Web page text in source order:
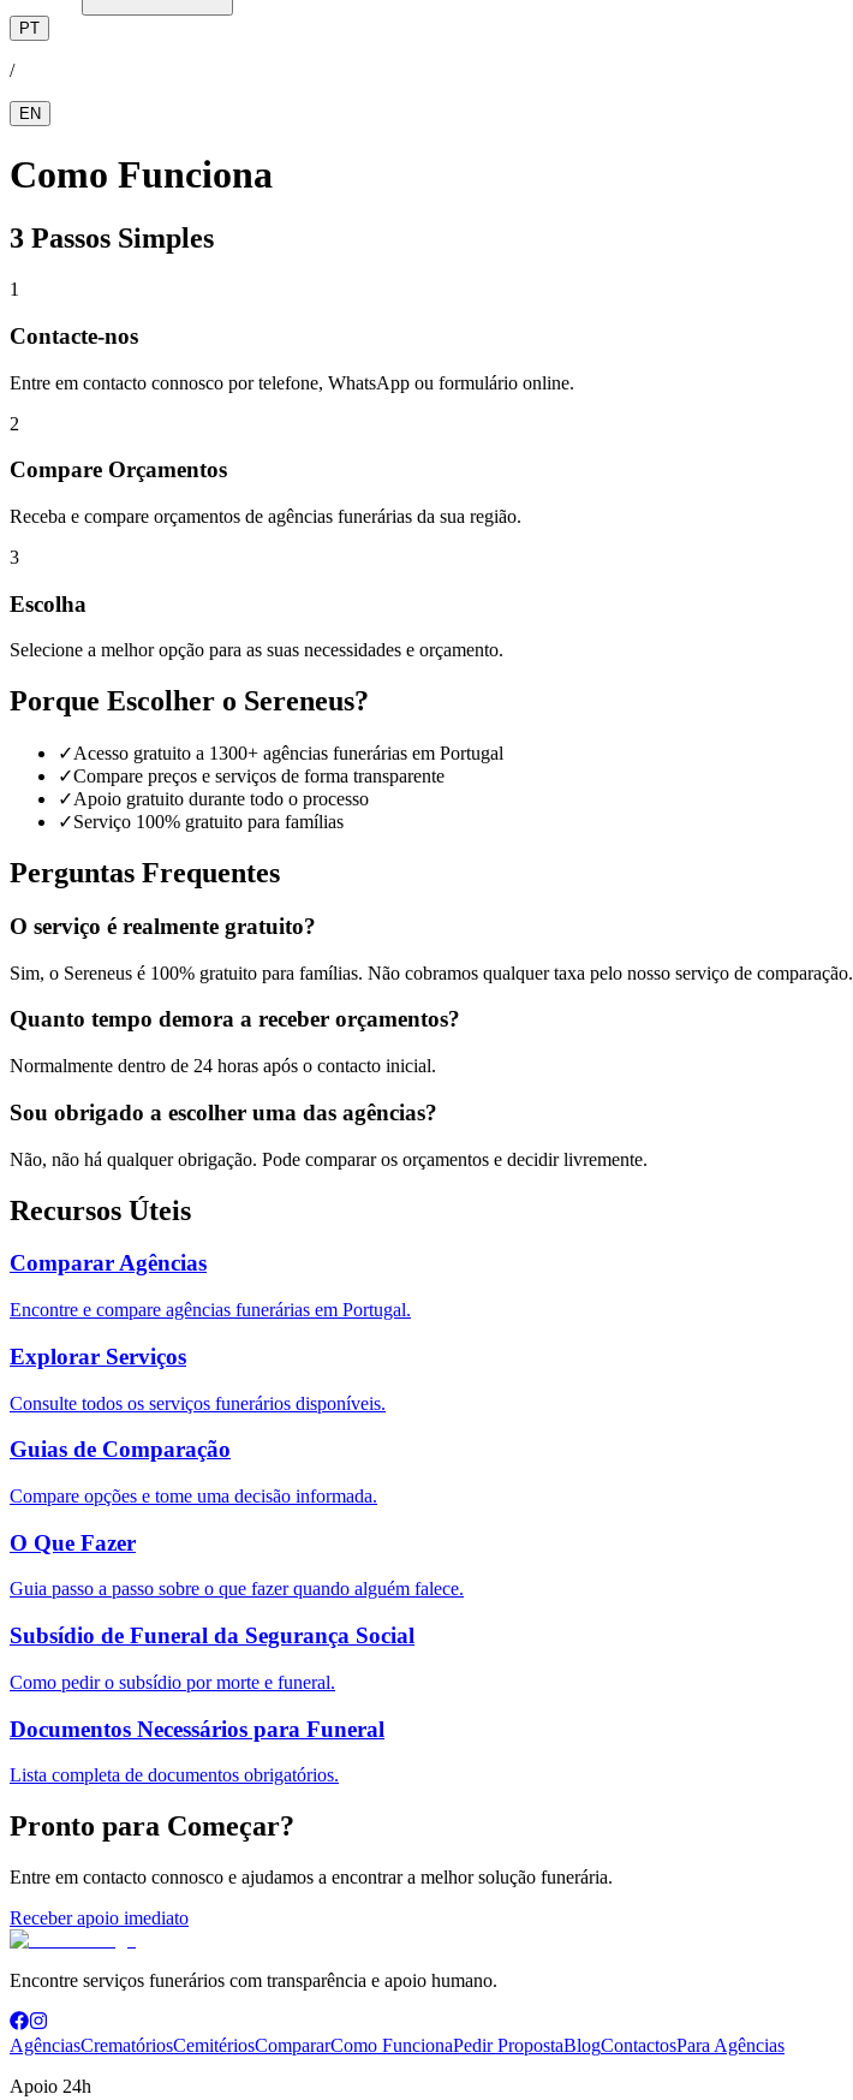
PT
/
EN
Como Funciona
3 Passos Simples
1
Contacte-nos
Entre em contacto connosco por telefone, WhatsApp ou formulário online.
2
Compare Orçamentos
Receba e compare orçamentos de agências funerárias da sua região.
3
Escolha
Selecione a melhor opção para as suas necessidades e orçamento.
Porque Escolher o Sereneus?
✓Acesso gratuito a 1300+ agências funerárias em Portugal
✓Compare preços e serviços de forma transparente
✓Apoio gratuito durante todo o processo
✓Serviço 100% gratuito para famílias
Perguntas Frequentes
O serviço é realmente gratuito?
Sim, o Sereneus é 100% gratuito para famílias. Não cobramos qualquer taxa pelo nosso serviço de comparação.
Quanto tempo demora a receber orçamentos?
Normalmente dentro de 24 horas após o contacto inicial.
Sou obrigado a escolher uma das agências?
Não, não há qualquer obrigação. Pode comparar os orçamentos e decidir livremente.
Recursos Úteis
Comparar Agências
Encontre e compare agências funerárias em Portugal.
Explorar Serviços
Consulte todos os serviços funerários disponíveis.
Guias de Comparação
Compare opções e tome uma decisão informada.
O Que Fazer
Guia passo a passo sobre o que fazer quando alguém falece.
Subsídio de Funeral da Segurança Social
Como pedir o subsídio por morte e funeral.
Documentos Necessários para Funeral
Lista completa de documentos obrigatórios.
Pronto para Começar?
Entre em contacto connosco e ajudamos a encontrar a melhor solução funerária.
Receber apoio imediato
Encontre serviços funerários com transparência e apoio humano.
AgênciasCrematóriosCemitériosCompararComo FuncionaPedir PropostaBlogContactosPara Agências
Apoio 24h